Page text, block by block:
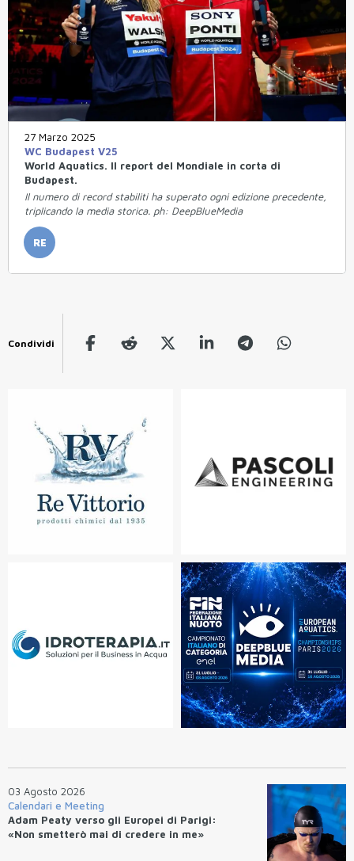
27 Marzo 2025
WC Budapest V25
World Aquatics. Il report del Mondiale in corta di
Budapest.
Il numero di record stabiliti ha superato ogni edizione precedente,
triplicando la media storica. ph: DeepBlueMedia
RE
Condividi
03 Agosto 2026
Calendari e Meeting
Adam Peaty verso gli Europei di Parigi:
«Non smetterò mai di credere in me»